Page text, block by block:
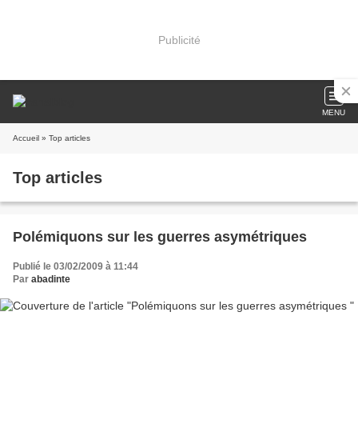
Publicité
MENU
Accueil » Top articles
Top articles
Polémiquons sur les guerres asymétriques
Publié le 03/02/2009 à 11:44
Par abadinte